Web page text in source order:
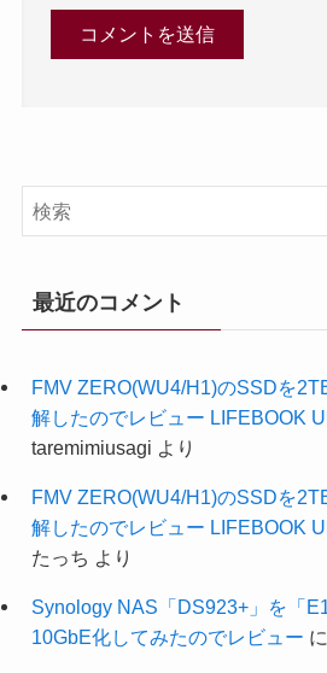
最近のコメント
FMV ZERO(WU4/H1)のSSDを
解したのでレビュー LIFEBOOK
taremimiusagi より
FMV ZERO(WU4/H1)のSSDを
解したのでレビュー LIFEBOOK
たっち より
Synology NAS「DS923+」を「
10GbE化してみたのでレビュー に